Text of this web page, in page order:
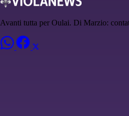
Avanti tutta per Oulai. Di Marzio: